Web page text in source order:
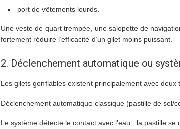
port de vêtements lourds.
Une veste de quart trempée, une salopette de
fortement réduire l’efficacité d’un gilet moins puissant.
2. Déclenchement automatique ou
Les gilets gonflables existent principalement avec deux
Déclenchement automatique classique (pastille de sel/
Le système détecte le contact avec l’eau : la pastille